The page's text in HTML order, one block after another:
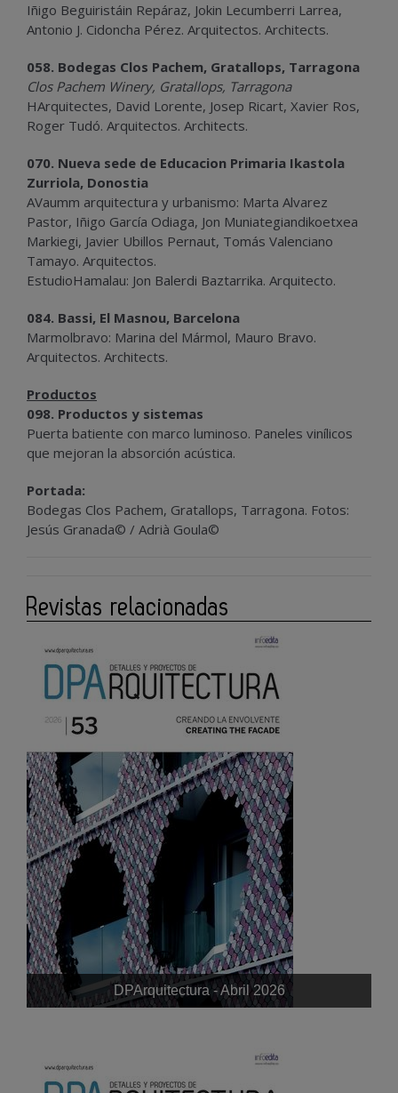
Iñigo Beguiristáin Repáraz, Jokin Lecumberri Larrea,
Antonio J. Cidoncha Pérez. Arquitectos. Architects.
058. Bodegas Clos Pachem, Gratallops, Tarragona
Clos Pachem Winery, Gratallops, Tarragona
HArquitectes, David Lorente, Josep Ricart, Xavier Ros,
Roger Tudó. Arquitectos. Architects.
070. Nueva sede de Educacion Primaria Ikastola
Zurriola, Donostia
AVaumm arquitectura y urbanismo: Marta Alvarez
Pastor, Iñigo García Odiaga, Jon Muniategiandikoetxea
Markiegi, Javier Ubillos Pernaut, Tomás Valenciano
Tamayo. Arquitectos.
EstudioHamalau: Jon Balerdi Baztarrika. Arquitecto.
084. Bassi, El Masnou, Barcelona
Marmolbravo: Marina del Mármol, Mauro Bravo.
Arquitectos. Architects.
Productos
098. Productos y sistemas
Puerta batiente con marco luminoso. Paneles vinílicos
que mejoran la absorción acústica.
Portada:
Bodegas Clos Pachem, Gratallops, Tarragona. Fotos:
Jesús Granada© / Adrià Goula©
Revistas relacionadas
DPArquitectura - Abril 2026